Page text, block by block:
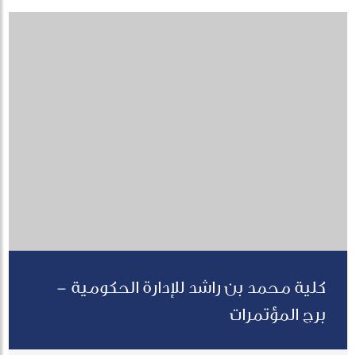
كلية محمد بن راشد للإدارة الحكومية -
برج المؤتمرات